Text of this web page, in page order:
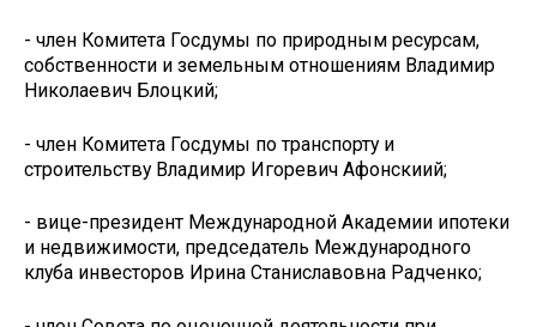
- член Комитета Госдумы по природным ресурсам,
собственности и земельным отношениям Владимир
Николаевич Блоцкий;
- член Комитета Госдумы по транспорту и
строительству Владимир Игоревич Афонскиий;
- вице-президент Международной Академии ипотеки
и недвижимости, председатель Международного
клуба инвесторов Ирина Станиславовна Радченко;